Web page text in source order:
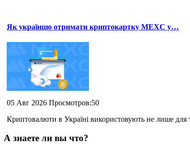
Як українцю отримати криптокартку MEXC у…
05 Авг 2026 Просмотров:50
Криптовалюти в Україні використовують не лише для
А знаете ли вы что?